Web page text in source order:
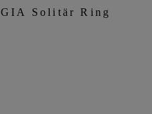
GIA Solitär Ring